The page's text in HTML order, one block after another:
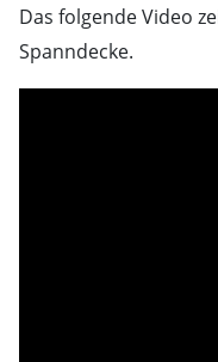
Das folgende Video
Spanndecke.